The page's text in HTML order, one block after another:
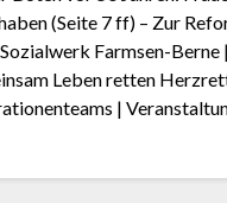
(Seite 7 ff) – Zur
Farmsen-
Leben retten
|